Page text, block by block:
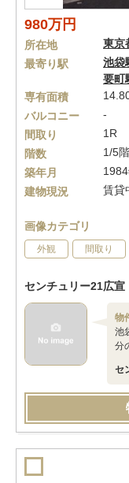
980万円
所在地 東京
最寄り駅
池袋
要町
専有面積
バルコニー
-
間取り
1R
階数
1/5階
築年月
建物現況
賃貸
画像カテゴリ
外観 間取り
センチュリー21広宣
物
池
分
セ